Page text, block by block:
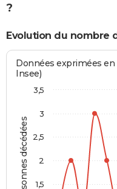
?
Evolution du nombre
Personnes décédées
Données exprimées
Insee)
1,5
2
2,5
3
3,5